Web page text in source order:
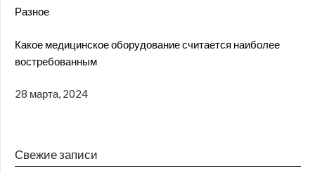
Разное
Какое медицинское оборудование считается наиболее
востребованным
28 марта, 2024
Свежие записи